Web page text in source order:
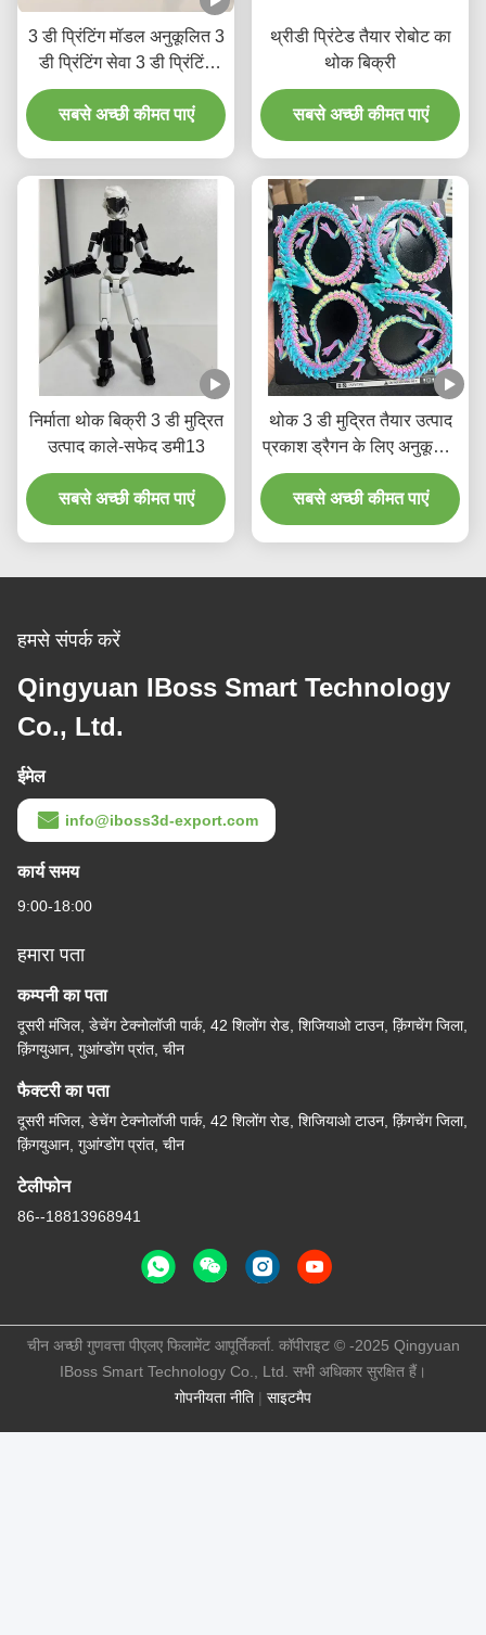
3 डी प्रिंटिंग मॉडल अनुकूलित 3
डी प्रिंटिंग सेवा 3 डी प्रिंटिंग
मॉडल
सबसे अच्छी कीमत पाएं
थ्रीडी प्रिंटेड तैयार रोबोट का
थोक बिक्री
सबसे अच्छी कीमत पाएं
निर्माता थोक बिक्री 3 डी मुद्रित
उत्पाद काले-सफेद डमी13
सबसे अच्छी कीमत पाएं
थोक 3 डी मुद्रित तैयार उत्पाद
प्रकाश ड्रैगन के लिए अनुकूलित
मुद्रण सेवाएं
सबसे अच्छी कीमत पाएं
हमसे संपर्क करें
Qingyuan IBoss Smart Technology
Co., Ltd.
ईमेल
info@iboss3d-export.com
कार्य समय
9:00-18:00
हमारा पता
कम्पनी का पता
दूसरी मंजिल, डेचेंग टेक्नोलॉजी पार्क, 42 शिलोंग रोड, शिजियाओ टाउन, क़िंगचेंग जिला,
क़िंगयुआन, गुआंग्डोंग प्रांत, चीन
फैक्टरी का पता
दूसरी मंजिल, डेचेंग टेक्नोलॉजी पार्क, 42 शिलोंग रोड, शिजियाओ टाउन, क़िंगचेंग जिला,
क़िंगयुआन, गुआंग्डोंग प्रांत, चीन
टेलीफोन
86--18813968941
गोपनीयता नीति | साइटमैप
चीन अच्छी गुणवत्ता पीएलए फिलामेंट आपूर्तिकर्ता. कॉपीराइट © -2025 Qingyuan
IBoss Smart Technology Co., Ltd. सभी अधिकार सुरक्षित हैं।